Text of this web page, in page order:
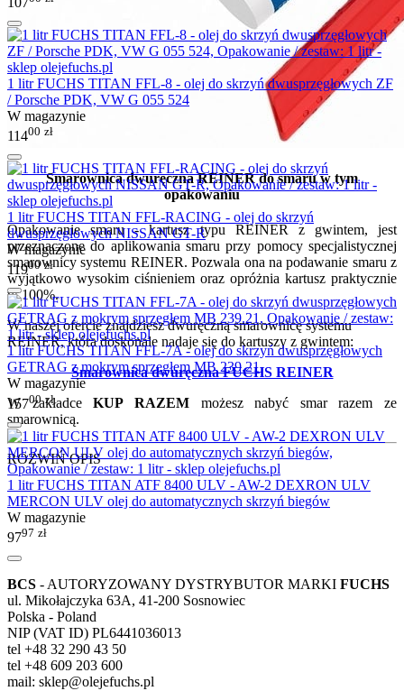
Smarownica dwuręczna REINER do smaru w tym
opakowaniu
Opakowanie smaru - kartusz typu REINER z gwintem, jest
przeznaczone do aplikowania smaru przy pomocy specjalistycznej
smarownicy systemu REINER. Pozwala ona na podawanie smaru z
wyjątkowo wysokim ciśnieniem oraz opróżnia kartusz praktycznie
w 100%.
W naszej ofercie znajdziesz dwuręczną smarownicę systemu
REINER, która doskonale nadaje się do kartuszy z gwintem:
Smarownica dwuręczna FUCHS REINER
W zakładceKUP RAZEMmożesz nabyć smar razem ze
smarownicą.
ROZWIŃ OPIS
1 litr FUCHS TITAN FFL-8 - olej do skrzyń dwusprzęgłowych ZF
/ Porsche PDK, VW G 055 524
W magazynie
11400 zł
1 litr FUCHS TITAN FFL-RACING - olej do skrzyń
dwusprzęgłowych NISSAN GT-R
W magazynie
11900 zł
1 litr FUCHS TITAN FFL-7A - olej do skrzyń dwusprzęgłowych
GETRAG z mokrym sprzęgłem MB 239.21
W magazynie
15700 zł
1 litr FUCHS TITAN ATF 8400 ULV - AW-2 DEXRON ULV
MERCON ULV olej do automatycznych skrzyń biegów
W magazynie
9797 zł
BCS - AUTORYZOWANY DYSTRYBUTOR MARKI FUCHS
ul. Mikołajczyka 63A, 41-200 Sosnowiec
Polska - Poland
NIP (VAT ID) PL6441036013
tel +48 32 290 43 50
tel +48 609 203 600
mail: sklep@olejefuchs.pl